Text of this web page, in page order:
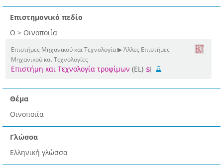
Επιστημονικό πεδίο
Ο > Οινοποιία
Επιστήμες Μηχανικού και Τεχνολογία ▶ Άλλες Επιστήμες
Μηχανικού και Τεχνολογίες
Επιστήμη και Τεχνολογία τροφίμων (EL)
Θέμα
Οινοποιία
Γλώσσα
Ελληνική γλώσσα